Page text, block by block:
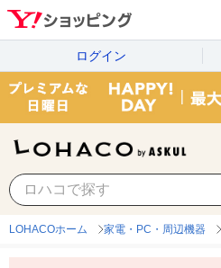
ログイン
LOHACOホーム 家電・PC・周辺機器